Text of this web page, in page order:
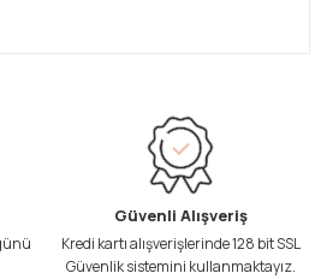
Güvenli Alışveriş
Kredi kartı alışverişlerinde 128 bit SSL
Güvenlik sistemini kullanmaktayız.